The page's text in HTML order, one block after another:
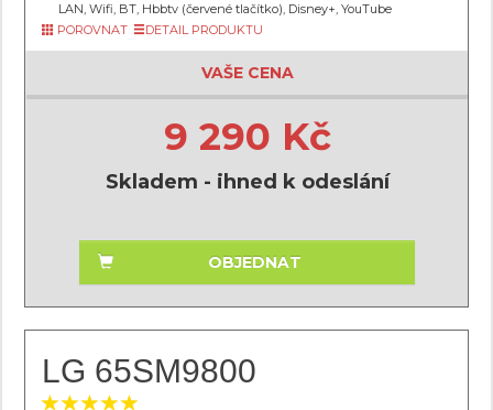
LAN, Wifi, BT, Hbbtv (červené tlačítko), Disney+, YouTube
POROVNAT
DETAIL PRODUKTU
VAŠE CENA
9 290 Kč
Skladem - ihned k odeslání
OBJEDNAT
LG 65SM9800